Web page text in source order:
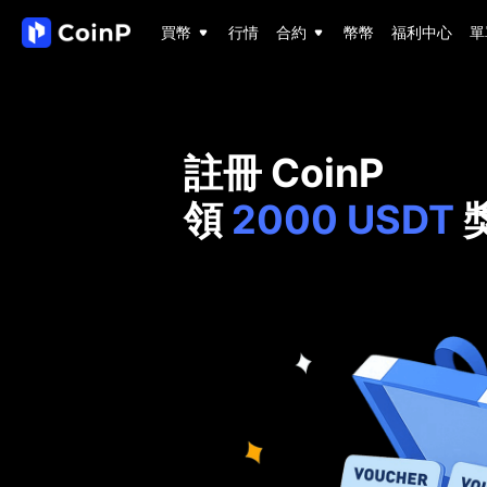
買幣 行情 合約 幣幣 福利中心
註冊 CoinP
領2000 USDT